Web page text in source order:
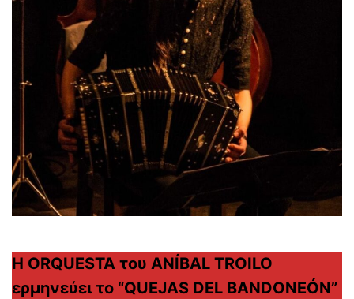
Η ORQUESTA του ANÍBAL TROILO
ερμηνεύει το “QUEJAS DEL BANDONEÓN”